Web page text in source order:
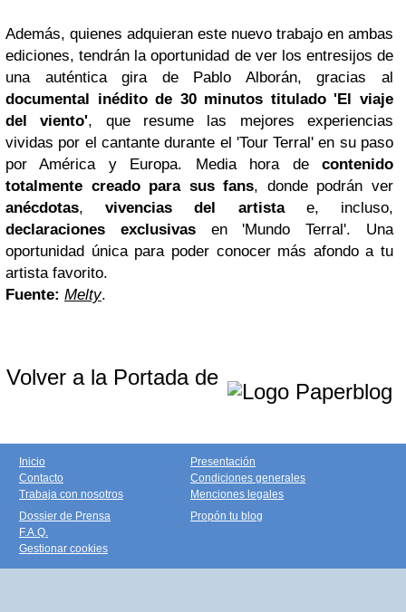
Además, quienes adquieran este nuevo trabajo en ambas
ediciones, tendrán la oportunidad de ver los entresijos de
una auténtica gira de Pablo Alborán, gracias al
documental inédito de 30 minutos titulado 'El viaje
del viento', que resume las mejores experiencias
vividas por el cantante durante el 'Tour Terral' en su paso
por América y Europa. Media hora de contenido
totalmente creado para sus fans, donde podrán ver
anécdotas,vivencias del artistae, incluso,
declaraciones exclusivasen 'Mundo Terral'. Una
oportunidad única para poder conocer más afondo a tu
artista favorito.
Fuente: Melty.
Volver a la Portada de
Inicio
Contacto
Trabaja con nosotros
Presentación
Condiciones generales
Menciones legales
Dossier de Prensa
F.A.Q.
Gestionar cookies
Propón tu blog